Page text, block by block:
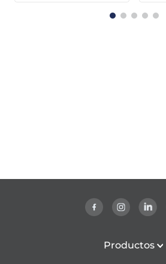
Productos